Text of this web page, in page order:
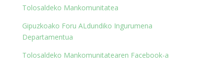
Tolosaldeko Mankomunitatea
Gipuzkoako Foru ALdundiko Ingurumena
Departamentua
Tolosaldeko Mankomunitatearen Facebook-a